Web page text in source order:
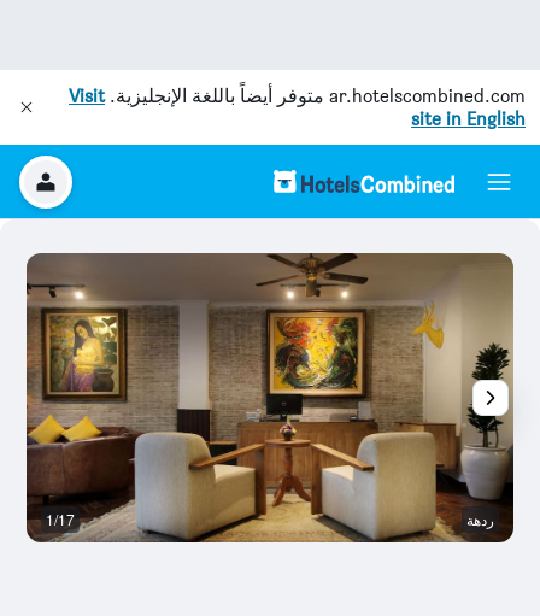
ar.hotelscombined.com متوفر أيضاً باللغة الإنجليزية.Visit
site in English
ردهة 1/17